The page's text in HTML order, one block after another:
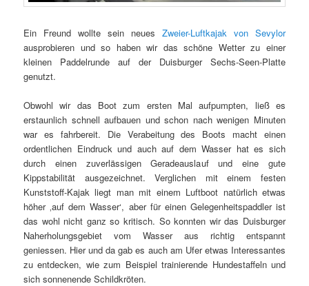
Ein Freund wollte sein neues Zweier-Luftkajak von Sevylor
ausprobieren und so haben wir das schöne Wetter zu einer
kleinen Paddelrunde auf der Duisburger Sechs-Seen-Platte
genutzt.
Obwohl wir das Boot zum ersten Mal aufpumpten, ließ es
erstaunlich schnell aufbauen und schon nach wenigen Minuten
war es fahrbereit. Die Verabeitung des Boots macht einen
ordentlichen Eindruck und auch auf dem Wasser hat es sich
durch einen zuverlässigen Geradeauslauf und eine gute
Kippstabilität ausgezeichnet. Verglichen mit einem festen
Kunststoff-Kajak liegt man mit einem Luftboot natürlich etwas
höher ‚auf dem Wasser‘, aber für einen Gelegenheitspaddler ist
das wohl nicht ganz so kritisch. So konnten wir das Duisburger
Naherholungsgebiet vom Wasser aus richtig entspannt
geniessen. Hier und da gab es auch am Ufer etwas Interessantes
zu entdecken, wie zum Beispiel trainierende Hundestaffeln und
sich sonnenende Schildkröten.